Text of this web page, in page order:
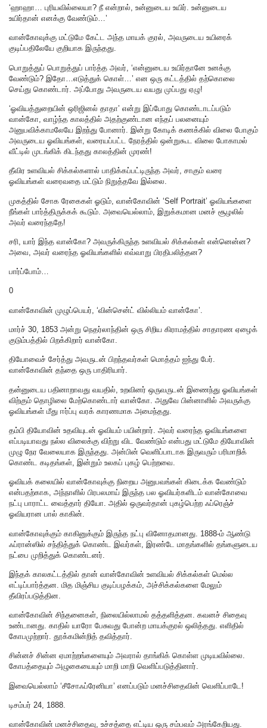
‘ஹாஹா… புரியவில்லையா? நீ என்றால், உன்னுடைய உயிர். உன்னுடைய
உயிர்தான் எனக்கு வேண்டும்…’
வான்கோவுக்கு மட்டுமே கேட்ட அந்த மாயக் குரல், அவருடைய உயிரைக்
குடிப்பதிலேயே குறியாக இருந்தது.
பொறுத்துப் பொறுத்துப் பார்த்த அவர், ‘என்னுடைய உயிர்தானே உனக்கு
வேண்டும்? இதோ…எடுத்துக் கொள்…’ என ஒரு கட்டத்தில் தற்கொலை
செய்து கொண்டார். அப்போது அவருடைய வயது முப்பது ஏழு!
‘ஓவியத்துறையின் ஒரிஜினல் தாதா’ என்று இப்போது கொண்டாடப்படும்
வான்கோ, வாழ்ந்த காலத்தில் அதற்குண்டான எந்தப் பலனையும்
அனுபவிக்காமலேயே இறந்து போனார். இன்று கோடிக் கணக்கில் விலை போகும்
அவருடைய ஓவியங்கள், வரையப்பட்ட நேரத்தில் ஒன்றுகூட விலை போகாமல்
வீட்டில் முடங்கிக் கிடந்தது காலத்தின் முரண்!
தீவிர உளவியல் சிக்கல்களால் பாதிக்கப்பட்டிருந்த அவர், சாகும் வரை
ஓவியங்கள் வரைவதை மட்டும் நிறுத்தவே இல்லை.
முகத்தில் சோக ரேகைகள் ஓடும், வான்கோவின் ‘Self Portrait’ ஓவியங்களை
நீங்கள் பார்த்திருக்கக் கூடும். அவையெல்லாம், இறுக்கமான மனச் சூழலில்
அவர் வரைந்ததே!
சரி, யார் இந்த வான்கோ? அவருக்கிருந்த உளவியல் சிக்கல்கள் என்னென்ன?
அவை, அவர் வரைந்த ஓவியங்களில் எவ்வாறு பிரதிபலித்தன?
பார்ப்போம்…
0
வான்கோவின் முழுப்பெயர், ‘வின்சென்ட் வில்லியம் வான்கோ’.
மார்ச் 30, 1853 அன்று நெதர்லாந்தின் ஒரு சிறிய கிராமத்தில் சாதாரண ஏழைக்
குடும்பத்தில் பிறக்கிறார் வான்கோ.
தியோவைச் சேர்த்து அவருடன் பிறந்தவர்கள் மொத்தம் ஐந்து பேர்.
வான்கோவின் தந்தை ஒரு பாதிரியார்.
தன்னுடைய பதினாறாவது வயதில், உறவினர் ஒருவருடன் இணைந்து ஓவியங்கள்
விற்கும் தொழிலை மேற்கொண்டார் வான்கோ. அதுவே பின்னாளில் அவருக்கு
ஓவியங்கள் மீது ஈர்ப்பு வரக் காரணமாக அமைந்தது.
தம்பி தியோவின் உதவியுடன் ஓவியம் பயின்றார். அவர் வரைந்த ஓவியங்களை
எப்படியாவது நல்ல விலைக்கு விற்று விட வேண்டும் என்பது மட்டுமே தியோவின்
முழு நேர வேலையாக இருந்தது. அன்பின் வெளிப்பாடாக இருவரும் பரிமாறிக்
கொண்ட கடிதங்கள், இன்றும் உலகப் புகழ் பெற்றவை.
ஓவியக் கலையில் வான்கோவுக்கு நிறைய அனுபவங்கள் கிடைக்க வேண்டும்
என்பதற்காக, அந்நாளில் பிரபலமாய் இருந்த பல ஓவியர்களிடம் வான்கோவை
நட்பு பாராட்ட வைத்தார் தியோ. அதில் ஒருவர்தான் புகழ்பெற்ற ஃப்ரெஞ்ச்
ஓவியரான பால் காகின்.
வான்கோவுக்கும் காகினுக்கும் இருந்த நட்பு வினோதமானது. 1888-ம் ஆண்டு
ஃப்ரான்ஸில் சந்தித்துக் கொண்ட இவர்கள், இரண்டே மாதங்களில் தங்களுடைய
நட்பை முறித்துக் கொண்டனர்‌.
இந்தக் காலகட்டத்தில் தான் வான்கோவின் உளவியல் சிக்கல்கள் மெல்ல
எட்டிப்பார்த்தன. மித மிஞ்சிய குடிப்பழக்கம், அச்சிக்கல்களை மேலும்
தீவிரப்படுத்தின.
வான்கோவின் சிந்தனைகள், நிலையில்லாமல் தத்தளித்தன. கவனச் சிதைவு
உண்டானது. காதில் யாரோ பேசுவது போன்ற மாயக்குரல் ஒலித்தது. எளிதில்
கோபமுற்றார். தூக்கமின்றித் தவித்தார்.
சின்னச் சின்ன ஏமாற்றங்களையும் அவரால் தாங்கிக் கொள்ள முடியவில்லை.
கோபத்தையும் அழுகையையும் மாறி மாறி வெளிப்படுத்தினார்.
இவையெல்லாம் ‘சீசோஃப்ரேனியா’ எனப்படும் மனச்சிதைவின் வெளிப்பாடே!
டிசம்பர் 24, 1888.
வான்கோவின் மனச்சிதைவு, உச்சத்தை எட்டிய ஒரு சம்பவம் அரங்கேறியது.